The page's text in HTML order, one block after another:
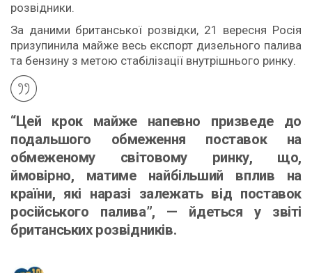
розвідники.
За даними британської розвідки, 21 вересня Росія
призупинила майже весь експорт дизельного палива
та бензину з метою стабілізації внутрішнього ринку.
“Цей крок майже напевно призведе до
подальшого обмеження поставок на
обмеженому світовому ринку, що,
ймовірно, матиме найбільший вплив на
країни, які наразі залежать від поставок
російського палива”, — йдеться у звіті
британських розвідників.